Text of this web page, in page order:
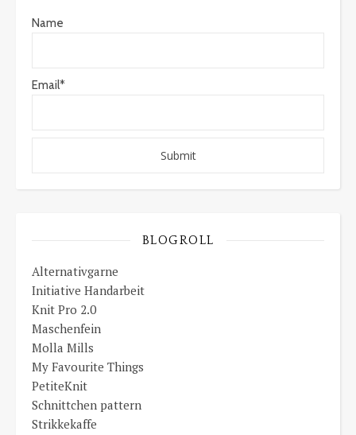
Name
Email*
BLOGROLL
Alternativgarne
Initiative Handarbeit
Knit Pro 2.0
Maschenfein
Molla Mills
My Favourite Things
PetiteKnit
Schnittchen pattern
Strikkekaffe